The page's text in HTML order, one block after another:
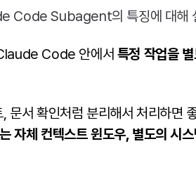
Code 안에서 특정 작업을
문서 확인처럼 분리해서 처리하면
체 컨텍스트 윈도우, 별도의 시스